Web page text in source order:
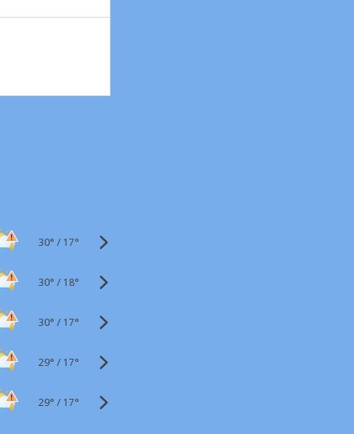
30° / 17°
30° / 18°
30° / 17°
29° / 17°
29° / 17°